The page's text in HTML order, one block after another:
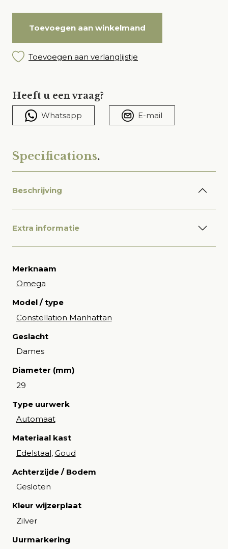
€ 11.400,00.€ 9.120,00.
Toevoegen aan winkelmand
Toevoegen aan verlanglijstje
Heeft u een vraag?
Whatsapp E-mail
Specifications.
Beschrijving
Extra informatie
Merknaam
Omega
Model / type
Constellation Manhattan
Geslacht
Dames
Diameter (mm)
29
Type uurwerk
Automaat
Materiaal kast
Edelstaal, Goud
Achterzijde / Bodem
Gesloten
Kleur wijzerplaat
Zilver
Uurmarkering